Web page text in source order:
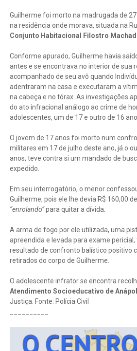
Guilherme foi morto na madrugada de
na residência onde morava, situada na
Conjunto Habitacional Filostro
Conforme apurado, Guilherme havia
antes e se encontrava no interior de sua
acompanhado de seu avô quando
adentraram na casa e executaram a
na cabeça e no tórax. As investigações
do ato infracional análogo ao crime de
adolescentes, um de 17 e outro de 16
O jovem de 17 anos foi morto num
militares em 17 de julho deste ano, já o
anos, teve contra si um mandado de
expedido.
Em seu interrogatório, o menor
Guilherme, pois ele lhe devia R$ 160,00
“enrolando”para quitar a dívida.
A arma de fogo por ele utilizada, uma
apreendida e levada para exame
resultado de confronto balístico positivo
retirados do corpo de Guilherme.
O adolescente infrator se encontra
Atendimento Socioeducativo de
Justiça. Fonte: Polícia Civil